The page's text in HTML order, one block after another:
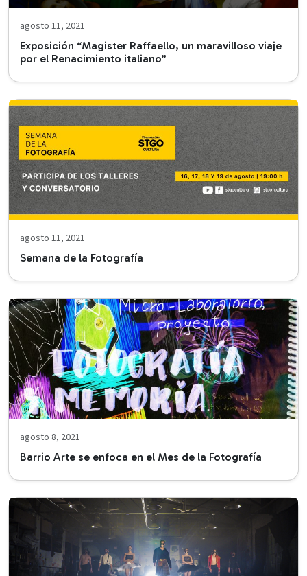
agosto 11, 2021
Exposición “Magister Raffaello, un maravilloso viaje
por el Renacimiento italiano”
agosto 11, 2021
Semana de la Fotografía
agosto 8, 2021
Barrio Arte se enfoca en el Mes de la Fotografía